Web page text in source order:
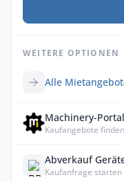
WEITERE OPTIONEN
Alle
Machinery-
Kaufangebote finden
Abverkauf
Kaufanfrage starten